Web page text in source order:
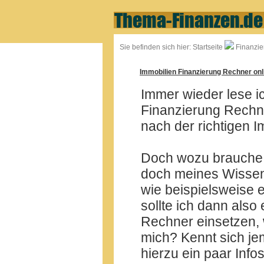
Sie befinden sich hier: Startseite
Immobilien Finanzierung Rechner
Immer wieder lese
Finanzierung
nach der richtigen
Doch wozu
doch meines
wie beispielsweise
sollte ich dann also
Rechner
mich? Kennt sich
hierzu ein paar